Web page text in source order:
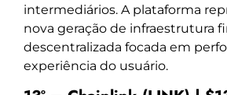
intermediários. A plataforma
nova geração de infraestrutura
descentralizada focada em
experiência do usuário.